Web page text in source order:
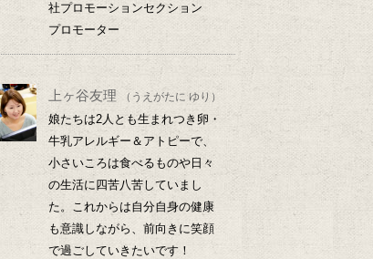
社プロモーションセクション
プロモーター
上ヶ谷友理 （うえがたに ゆり）
娘たちは2人とも生まれつき卵・
牛乳アレルギー＆アトピーで、
小さいころは食べるものや日々
の生活に四苦八苦していまし
た。これからは自分自身の健康
も意識しながら、前向きに笑顔
で過ごしていきたいです！